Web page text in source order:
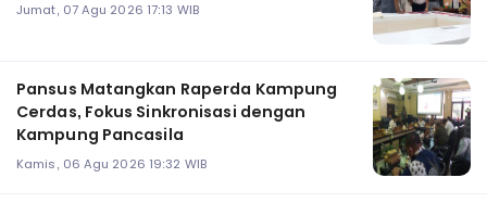
Jumat, 07 Agu 2026 17:13 WIB
Pansus Matangkan Raperda Kampung
Cerdas, Fokus Sinkronisasi dengan
Kampung Pancasila
Kamis, 06 Agu 2026 19:32 WIB